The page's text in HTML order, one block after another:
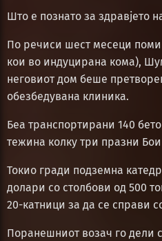
Што е познато за здравјето
По речиси шест месеци
кои во индуцирана кома),
неговиот дом беше
обезбедувана клиника.
Беа транспортирани 140
тежина колку три празни
Токио гради подземна
долари со столбови од 500
20-катници за да се справи
Поранешниот возач го дели